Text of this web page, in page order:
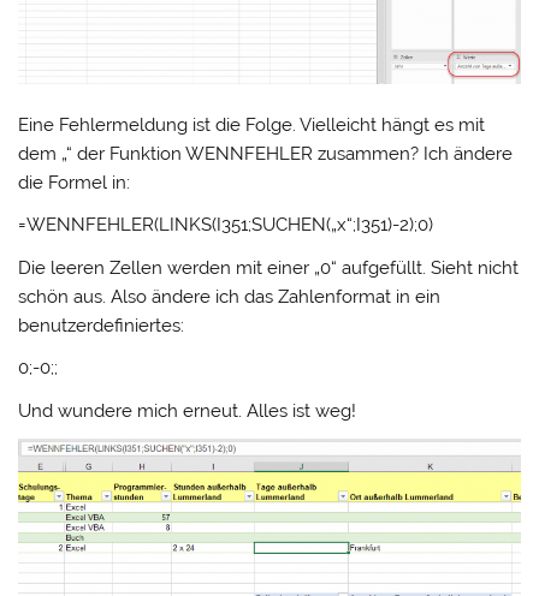
Eine Fehlermeldung ist die Folge. Vielleicht hängt es mit
dem „“ der Funktion WENNFEHLER zusammen? Ich ändere
die Formel in:
=WENNFEHLER(LINKS(I351;SUCHEN(„x“;I351)-2);0)
Die leeren Zellen werden mit einer „0“ aufgefüllt. Sieht nicht
schön aus. Also ändere ich das Zahlenformat in ein
benutzerdefiniertes:
0;-0;;
Und wundere mich erneut. Alles ist weg!